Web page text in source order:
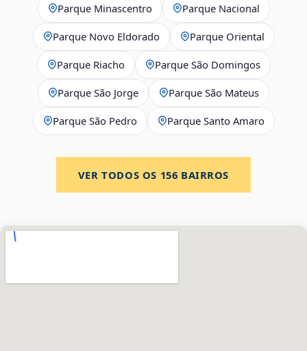
Parque Minascentro Parque Nacional
Parque Novo Eldorado Parque Oriental
Parque Riacho Parque São Domingos
Parque São Jorge Parque São Mateus
Parque São Pedro Parque Santo Amaro
VER TODOS OS 156 BAIRROS